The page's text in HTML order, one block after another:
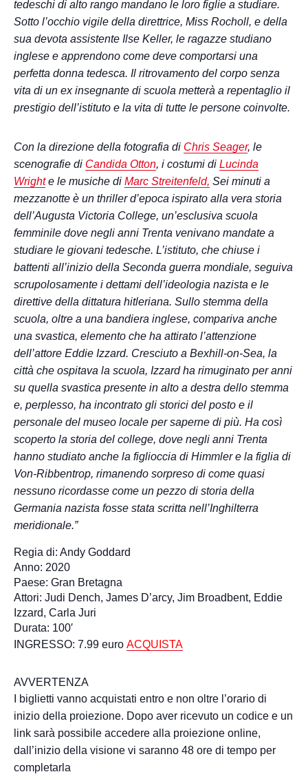
tedeschi di alto rango mandano le loro figlie a studiare.
Sotto l’occhio vigile della direttrice, Miss Rocholl, e della
sua devota assistente Ilse Keller, le ragazze studiano
inglese e apprendono come deve comportarsi una
perfetta donna tedesca. Il ritrovamento del corpo senza
vita di un ex insegnante di scuola metterà a repentaglio il
prestigio dell’istituto e la vita di tutte le persone coinvolte.
Con la direzione della fotografia di Chris Seager, le
scenografie di Candida Otton, i costumi di Lucinda
Wrighte le musiche di Marc Streitenfeld, Sei minuti a
mezzanotte è un thriller d’epoca ispirato alla vera storia
dell’Augusta Victoria College, un’esclusiva scuola
femminile dove negli anni Trenta venivano mandate a
studiare le giovani tedesche. L’istituto, che chiuse i
battenti all’inizio della Seconda guerra mondiale, seguiva
scrupolosamente i dettami dell’ideologia nazista e le
direttive della dittatura hitleriana. Sullo stemma della
scuola, oltre a una bandiera inglese, compariva anche
una svastica, elemento che ha attirato l’attenzione
dell’attore Eddie Izzard. Cresciuto a Bexhill-on-Sea, la
città che ospitava la scuola, Izzard ha rimuginato per anni
su quella svastica presente in alto a destra dello stemma
e, perplesso, ha incontrato gli storici del posto e il
personale del museo locale per saperne di più. Ha così
scoperto la storia del college, dove negli anni Trenta
hanno studiato anche la figlioccia di Himmler e la figlia di
Von-Ribbentrop, rimanendo sorpreso di come quasi
nessuno ricordasse come un pezzo di storia della
Germania nazista fosse stata scritta nell’Inghilterra
meridionale.”
Regia di: Andy Goddard
Anno: 2020
Paese: Gran Bretagna
Attori: Judi Dench, James D’arcy, Jim Broadbent, Eddie
Izzard, Carla Juri
Durata: 100′
INGRESSO: 7.99 euro ACQUISTA
AVVERTENZA
I biglietti vanno acquistati entro e non oltre l’orario di
inizio della proiezione. Dopo aver ricevuto un codice e un
link sarà possibile accedere alla proiezione online,
dall’inizio della visione vi saranno 48 ore di tempo per
completarla